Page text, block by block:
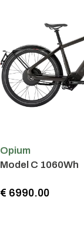
Opium
Model C 1060Wh
€ 6990.00